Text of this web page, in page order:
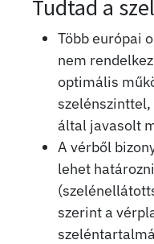
Tudtad a
Több európai
nem
optimális
által javasolt
A vérből
lehet
szerint a